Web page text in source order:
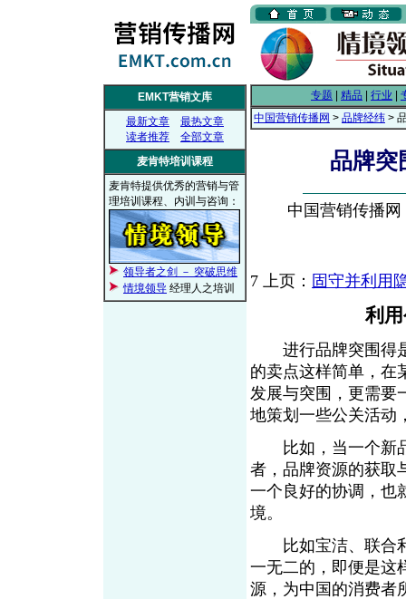
EMKT营销文库
最新文章
最热文章
读者推荐
全部文章
麦肯特培训课程
麦肯特提供优秀的营销与管
理培训课程、内训与咨询：
领导者之剑 － 突破思维
情境领导 经理人之培训
专题 精品 行业
中国营销传播网 > 品牌经纬 >
品牌突
中国营销传播
7 上页： 固守并利用
利
进行品牌突围得是
的卖点这样简单，在
发展与突围，更需要
地策划一些公关活动
比如，当一个新品
者，品牌资源的获取
一个良好的协调，也
境。
比如宝洁、联合利
一无二的，即便是这
源，为中国的消费者